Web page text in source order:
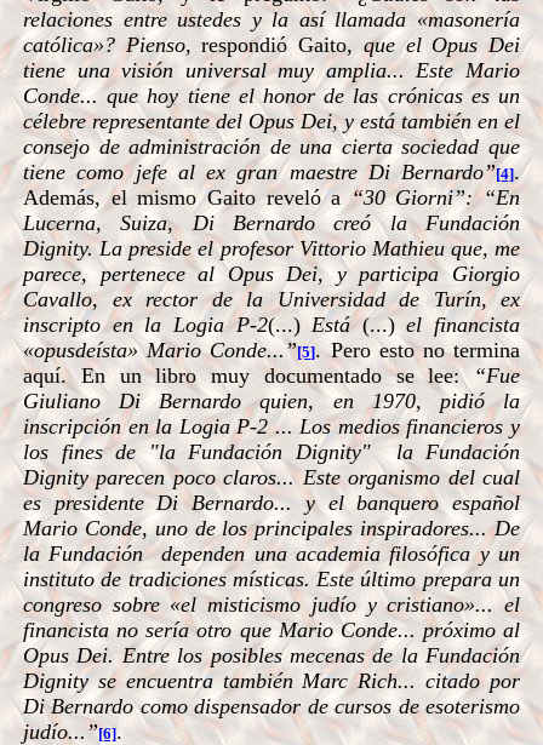
relaciones entre ustedes y la así llamada «masonería
católica»? Pienso,respondió Gaito,que el Opus Dei
tiene una visión universal muy amplia... Este Mario
Conde... que hoy tiene el honor de las crónicas es un
célebre representante del Opus Dei, y está también en el
consejo de administración de una cierta sociedad que
tiene como jefe al ex gran maestre Di Bernardo”[4].
Además, el mismo Gaito reveló a“30 Giorni”: “En
Lucerna, Suiza, Di Bernardo creó la Fundación
Dignity. La preside el profesor Vittorio Mathieu que, me
parece, pertenece al Opus Dei, y participa Giorgio
Cavallo, ex rector de la Universidad de Turín, ex
inscripto en la Logia P-2(...)Está(...)el financista
«opusdeísta» Mario Conde...”[5]. Pero esto no termina
aquí. En un libro muy documentado se lee:“Fue
Giuliano Di Bernardo quien, en 1970, pidió la
inscripción en la Logia P-2 ... Los medios financieros y
los fines de "la Fundación Dignity" la Fundación
Dignity parecen poco claros... Este organismo del cual
es presidente Di Bernardo... y el banquero español
Mario Conde, uno de los principales inspiradores... De
la Fundación dependen una academia filosófica y un
instituto de tradiciones místicas. Este último prepara un
congreso sobre «el misticismo judío y cristiano»... el
financista no sería otro que Mario Conde... próximo al
Opus Dei. Entre los posibles mecenas dela Fundación
Dignityse encuentra también Marc Rich... citado por
Di Bernardo como dispensador de cursos de esoterismo
judío...”[6].